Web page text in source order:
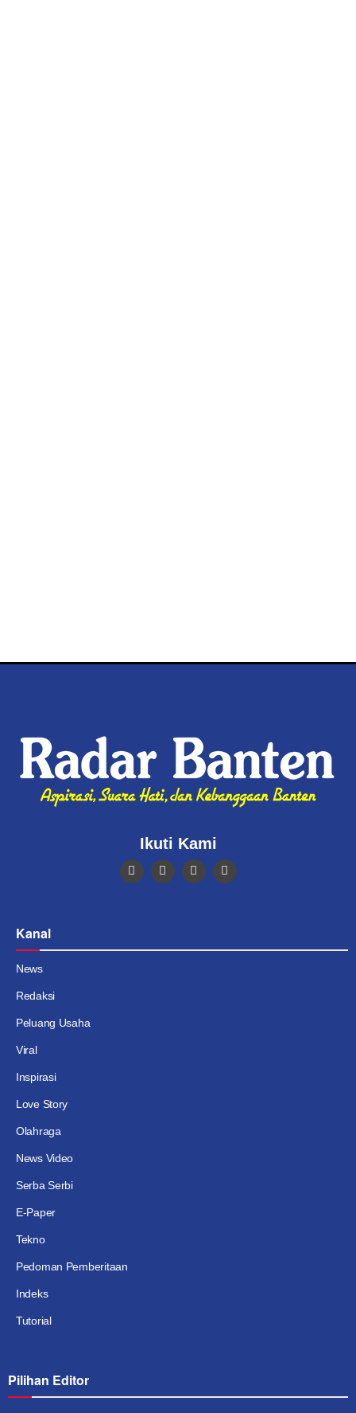
Ikuti Kami
Kanal
News
Redaksi
Peluang Usaha
Viral
Inspirasi
Love Story
Olahraga
News Video
Serba Serbi
E-Paper
Tekno
Pedoman Pemberitaan
Indeks
Tutorial
Pilihan Editor